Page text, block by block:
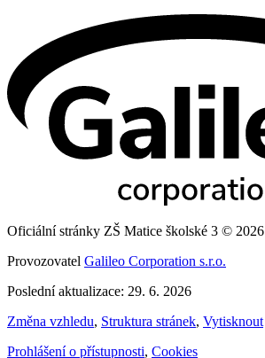
Oficiální stránky ZŠ Matice školské 3 © 2026
Provozovatel Galileo Corporation s.r.o.
Poslední aktualizace: 29. 6. 2026
Změna vzhledu, Struktura stránek, Vytisknout
Prohlášení o přístupnosti, Cookies